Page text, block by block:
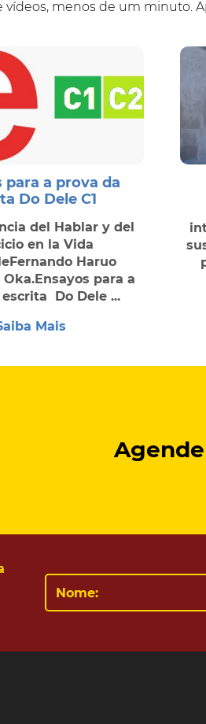
vídeos, menos de um minuto.
para a prova da
Do Dele C1
del Hablar y del
en la Vida
Haruo
para a
Do Dele ...
Mais